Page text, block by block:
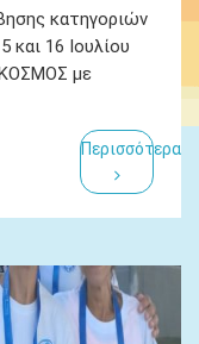
κατηγοριών
16 Ιουλίου
ΚΟΣΜΟΣ με
Περισσότερα